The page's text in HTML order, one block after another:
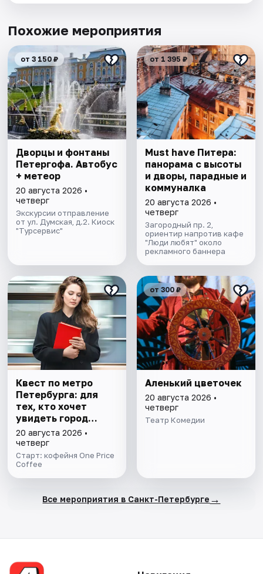
Похожие мероприятия
от 3 150 ₽
Дворцы и фонтаны
Петергофа. Автобус
+ метеор
20 августа 2026 •
четверг
Экскурсии отправление
от ул. Думская, д.2. Киоск
"Турсервис"
от 1 395 ₽
Must have Питера:
панорама с высоты
и дворы, парадные и
коммуналка
20 августа 2026 •
четверг
Загородный пр. 2,
ориентир напротив кафе
"Люди любят" около
рекламного баннера
Квест по метро
Петербурга: для
тех, кто хочет
увидеть город
иначе
20 августа 2026 •
четверг
Старт: кофейня One Price
Coffee
от 300 ₽
Аленький цветочек
20 августа 2026 •
четверг
Театр Комедии
Все мероприятия в Санкт-Петербурге →